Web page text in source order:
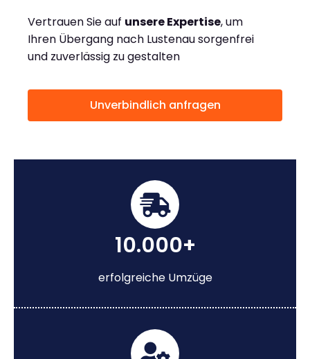
Vertrauen Sie auf unsere Expertise, um
Ihren Übergang nach Lustenau sorgenfrei
und zuverlässig zu gestalten
Unverbindlich anfragen
10.000+
erfolgreiche Umzüge